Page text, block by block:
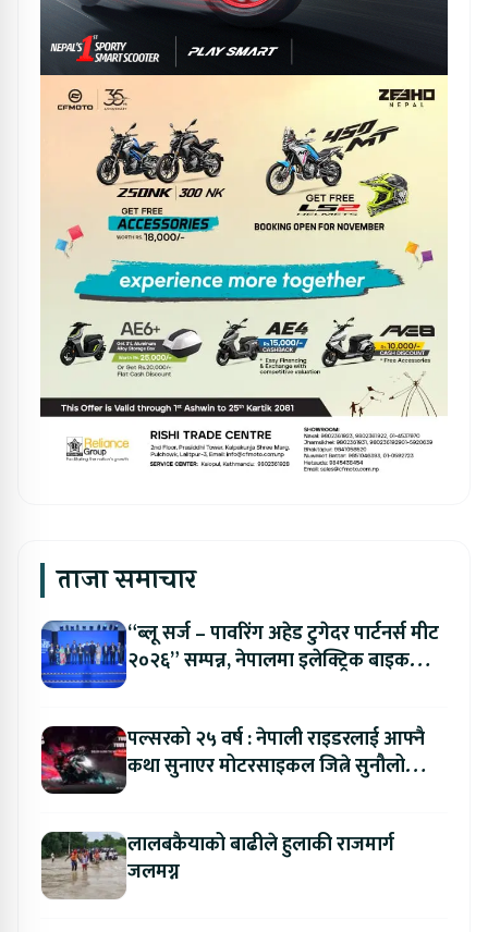
ताजा समाचार
“ब्लू सर्ज – पावरिंग अहेड टुगेदर पार्टनर्स मीट
२०२६” सम्पन्न, नेपालमा इलेक्ट्रिक बाइक
पल्सरको २५ वर्ष : नेपाली राइडरलाई आफ्नै
कथा सुनाएर मोटरसाइकल जित्ने सुनौलो
लालबकैयाको बाढीले हुलाकी राजमार्ग
जलमग्न